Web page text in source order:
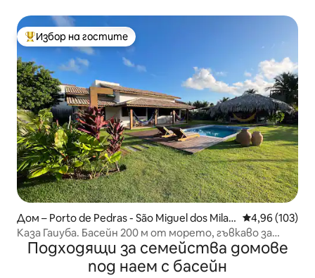
Най-популярен избор на гостите
Избор на гостите
Дом – Porto de Pedras - São Miguel dos Milag
res
Средна
4,96 (103)
Каза Гаиуба. Басейн 200 м от морето, гъвкаво за
настаняване/напускане
Подходящи за семейства домове
под наем с басейн